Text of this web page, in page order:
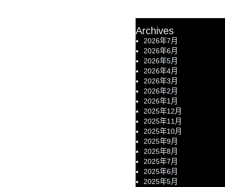
Archives
2026年7月
2026年6月
2026年5月
2026年4月
2026年3月
2026年2月
2026年1月
2025年12月
2025年11月
2025年10月
2025年9月
2025年8月
2025年7月
2025年6月
2025年5月